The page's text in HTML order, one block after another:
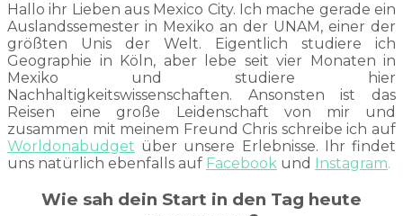
Hallo ihr Lieben aus Mexico City. Ich mache gerade ein
Auslandssemester in Mexiko an der UNAM, einer der
größten Unis der Welt. Eigentlich studiere ich
Geographie in Köln, aber lebe seit vier Monaten in
Mexiko und studiere hier
Nachhaltigkeitswissenschaften. Ansonsten ist das
Reisen eine große Leidenschaft von mir und
zusammen mit meinem Freund Chris schreibe ich auf
Worldonabudget über unsere Erlebnisse. Ihr findet
uns natürlich ebenfalls auf Facebook und Instagram.
Wie sah dein Start in den Tag heute